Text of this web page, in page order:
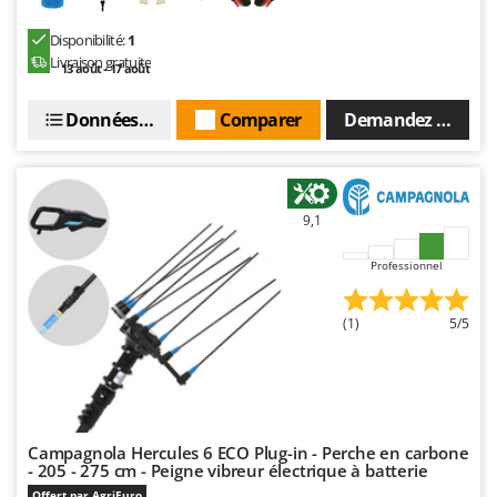
Disponibilité:1
Livraison gratuite
13 août - 17 août
Demandez un
Comparer
Données techniques
9,1
Professionnel
(1) 5/5
Campagnola Hercules 6 ECO Plug-in - Perche en carbone
- 205 - 275 cm - Peigne vibreur électrique à batterie